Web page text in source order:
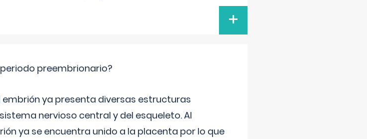
+
preembrionario?
ya presenta diversas estructuras
nervioso central y del esqueleto. Al
ya se encuentra unido a la placenta por lo que